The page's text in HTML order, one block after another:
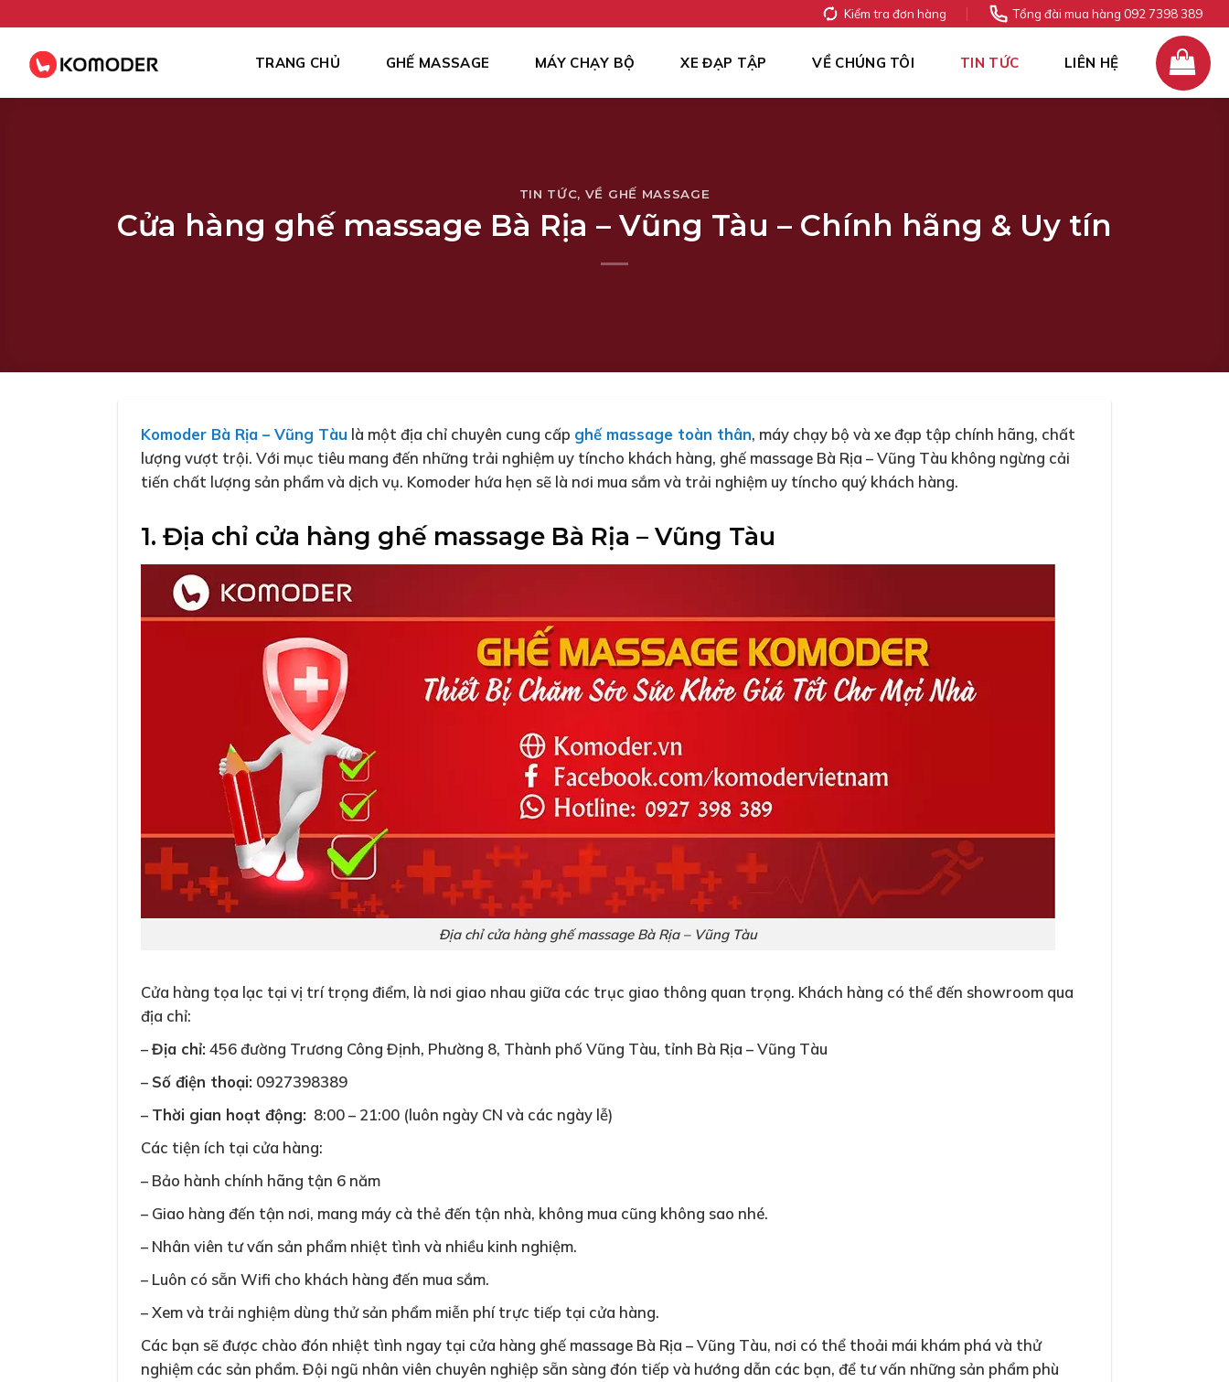
content
Kiểm tra đơn hàng Tổng đài mua hàng 092 7398 389
TRANG CHỦ GHẾ MASSAGE MÁY CHẠY BỘ XE ĐẠP TẬP VỀ CHÚNG TÔI TIN TỨC LIÊN HỆ
TIN TỨC, VỀ GHẾ MASSAGE
Cửa hàng ghế massage Bà Rịa – Vũng Tàu – Chính hãng & Uy tín
Komoder Bà Rịa – Vũng Tàu là một địa chỉ chuyên cung cấp ghế massage toàn thân, máy chạy bộ và xe đạp tập chính hãng, chất
lượng vượt trội. Với mục tiêu mang đến những trải nghiệm uy tíncho khách hàng, ghế massage Bà Rịa – Vũng Tàu không ngừng cải
tiến chất lượng sản phẩm và dịch vụ. Komoder hứa hẹn sẽ là nơi mua sắm và trải nghiệm uy tíncho quý khách hàng.
1. Địa chỉ cửa hàng ghế massage Bà Rịa – Vũng Tàu
Địa chỉ cửa hàng ghế massage Bà Rịa – Vũng Tàu
Cửa hàng tọa lạc tại vị trí trọng điểm, là nơi giao nhau giữa các trục giao thông quan trọng. Khách hàng có thể đến showroom qua
địa chỉ:
–Địa chỉ: 456 đường Trương Công Định, Phường 8, Thành phố Vũng Tàu, tỉnh Bà Rịa – Vũng Tàu
– Số điện thoại: 0927398389
– Thời gian hoạt động: 8:00 – 21:00 (luôn ngày CN và các ngày lễ)
Các tiện ích tại cửa hàng:
– Bảo hành chính hãng tận 6 năm
– Giao hàng đến tận nơi, mang máy cà thẻ đến tận nhà, không mua cũng không sao nhé.
– Nhân viên tư vấn sản phẩm nhiệt tình và nhiều kinh nghiệm.
– Luôn có sẵn Wifi cho khách hàng đến mua sắm.
– Xem và trải nghiệm dùng thử sản phẩm miễn phí trực tiếp tại cửa hàng.
Các bạn sẽ được chào đón nhiệt tình ngay tại cửa hàng ghế massage Bà Rịa – Vũng Tàu, nơi có thể thoải mái khám phá và thử
nghiệm các sản phẩm. Đội ngũ nhân viên chuyên nghiệp sẵn sàng đón tiếp và hướng dẫn các bạn, để tư vấn những sản phẩm phù